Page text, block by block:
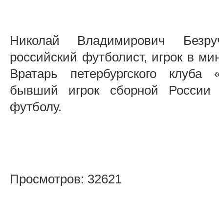
Николай Владимирович
российский футболист, игрок в
Вратарь петербургского клуба
бывший игрок сборной
футболу.
Просмотров: 32621